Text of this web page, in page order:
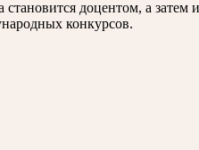
доцентом, а
конкурсов.